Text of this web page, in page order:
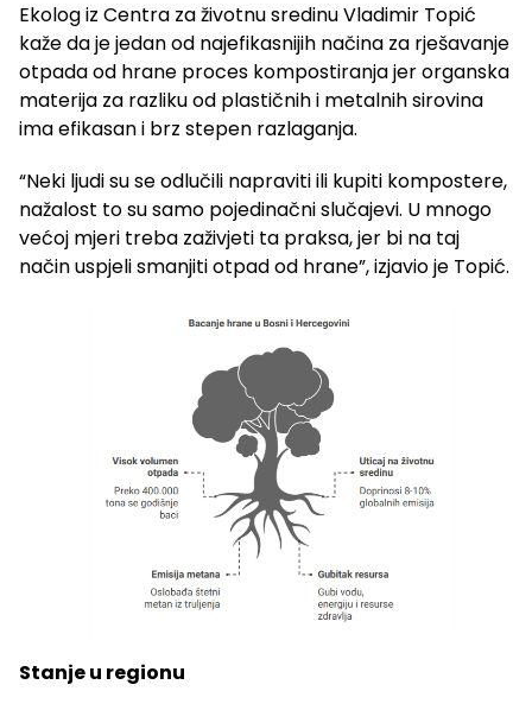
Ekolog iz Centra za životnu sredinu Vladimir Topić
kaže da je jedan od najefikasnijih načina za rješavanje
otpada od hrane proces kompostiranja jer organska
materija za razliku od plastičnih i metalnih sirovina
ima efikasan i brz stepen razlaganja.
“Neki ljudi su se odlučili napraviti ili kupiti kompostere,
nažalost to su samo pojedinačni slučajevi. U mnogo
većoj mjeri treba zaživjeti ta praksa, jer bi na taj
način uspjeli smanjiti otpad od hrane”, izjavio je Topić.
Stanje u regionu